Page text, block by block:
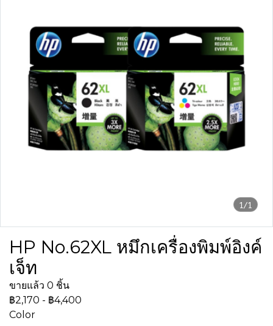
1/1
HP No.62XL หมึกเครื่องพิมพ์อิงค์
เจ็ท
ขายแล้ว 0 ชิ้น
฿2,170 - ฿4,400
Color